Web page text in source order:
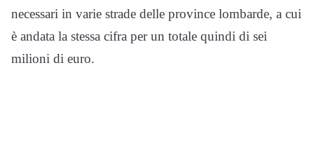
necessari in varie strade delle province lombarde, a cui
è andata la stessa cifra per un totale quindi di sei
milioni di euro.